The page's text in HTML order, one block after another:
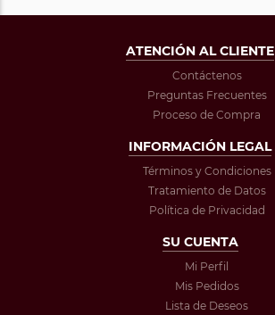
ATENCIÓN AL CLIENTE
Contáctenos
Preguntas Frecuentes
Proceso de Compra
INFORMACIÓN LEGAL
Términos y Condiciones
Tratamiento de Datos
Política de Privacidad
SU CUENTA
Mi Perfil
Mis Pedidos
Lista de Deseos